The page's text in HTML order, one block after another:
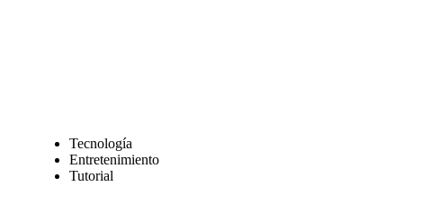
Tecnología
Entretenimiento
Tutorial